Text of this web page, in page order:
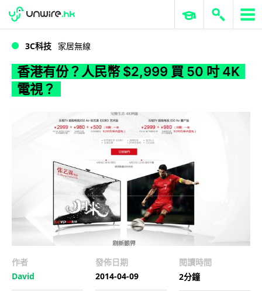
香港有份？人民幣 $2,999 買 50 吋 4K 電視？
WWDC 2026 ERP 與商業 AI
3C科技 家居無線
香港有份？人民幣 $2,999 買 50 吋 4K
電視？
作者
David
發佈日期
2014-04-09
閱讀時間
2分鐘